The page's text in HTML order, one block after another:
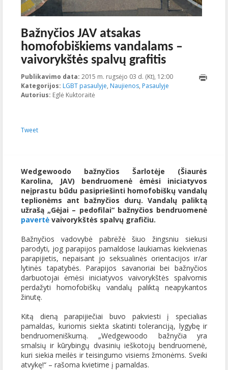
Bažnyčios JAV atsakas
homofobiškiems vandalams –
vaivorykštės spalvų grafitis
Publikavimo data: 2015 m. rugsėjo 03 d. (Kt), 12:00
Kategorijos: LGBT pasaulyje, Naujienos, Pasaulyje
Autorius: Eglė Kuktoraitė
Tweet
Wedgewoodo bažnyčios Šarlotėje (Šiaurės
Karolina, JAV) bendruomenė ėmėsi iniciatyvos
neįprastu būdu pasipriešinti homofobiškų vandalų
teplionėms ant bažnyčios durų. Vandalų paliktą
užrašą „Gėjai – pedofilai“ bažnyčios bendruomenė
pavertė vaivorykštės spalvų grafičiu.
Bažnyčios vadovybė pabrėžė šiuo žingsniu siekusi
parodyti, jog parapijos pamaldose laukiamas kiekvienas
parapijietis, nepaisant jo seksualinės orientacijos ir/ar
lytinės tapatybės. Parapijos savanoriai bei bažnyčios
darbuotojai ėmėsi iniciatyvos vaivorykštės spalvomis
perdažyti homofobiškų vandalų paliktą neapykantos
žinutę.
Kitą dieną parapijiečiai buvo pakviesti į specialias
pamaldas, kuriomis siekta skatinti toleranciją, lygybę ir
bendruomeniškumą. „Wedgewoodo bažnyčia yra
smalsių ir kūrybingų dvasinių ieškotojų bendruomenė,
kuri siekia meilės ir teisingumo visiems žmonėms. Sveiki
atvykę!“ – rašoma kvietime į pamaldas.